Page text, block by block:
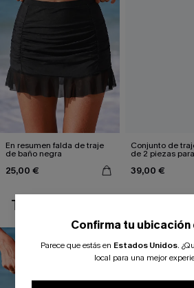
En resumen falda de traje
de baño negra
25,00 €
Conjunto de
de 2 piezas
39,00 €
TAMBIÉN TE PUEDE GUSTAR
Confirma tu ubicación
Parece que estás en Estados Unidos.
local para una mejor